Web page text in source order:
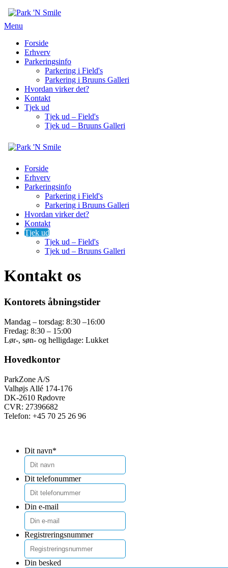
Menu
Forside
Erhverv
Parkeringsinfo
Parkering i Field's
Parkering i Bruuns Galleri
Hvordan virker det?
Kontakt
Tjek ud
Tjek ud – Field's
Tjek ud – Bruuns Galleri
Forside
Erhverv
Parkeringsinfo
Parkering i Field's
Parkering i Bruuns Galleri
Hvordan virker det?
Kontakt
Tjek ud
Tjek ud – Field's
Tjek ud – Bruuns Galleri
Kontakt os
Kontorets åbningstider
Mandag – torsdag: 8:30 –16:00
Fredag: 8:30 – 15:00
Lør-, søn- og helligdage: Lukket
Hovedkontor
ParkZone A/S
Valhøjs Allé 174-176
DK-2610 Rødovre
CVR: 27396682
Telefon: +45 70 25 26 96
Dit navn*
Dit telefonummer
Din e-mail
Registreringsnummer
Din besked